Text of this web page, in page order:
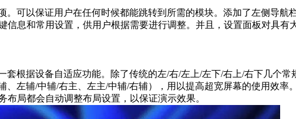
。可以保证用户在任何时候都能跳转到所需的模块。添加了左侧导航
息和常用设置，供用户根据需要进行调整。并且，设置面板对具有
根据设备自适应功能。除了传统的左/右/左上/左下/右上/右下几个常
、左辅/中辅/右主、左主/中辅/右辅），用以提高超宽屏幕的使用效率
局都会自动调整布局设置，以保证演示效果。